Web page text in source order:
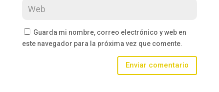
Guarda mi nombre, correo electrónico y web en
este navegador para la próxima vez que comente.
Enviar comentario